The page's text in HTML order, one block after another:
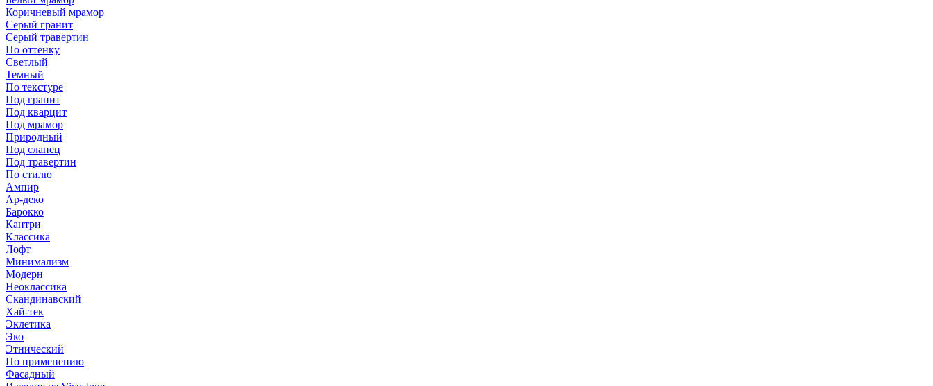
Коричневый мрамор
Серый гранит
Серый травертин
По оттенку
Светлый
Темный
По текстуре
Под гранит
Под кварцит
Под мрамор
Природный
Под сланец
Под травертин
По стилю
Ампир
Ар-деко
Барокко
Кантри
Классика
Лофт
Минимализм
Модерн
Неоклассика
Скандинавский
Хай-тек
Эклетика
Эко
Этнический
По применению
Фасадный